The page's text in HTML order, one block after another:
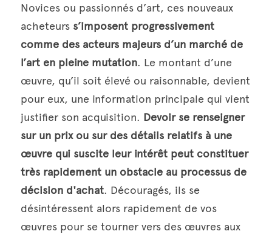
Novices ou passionnés d’art, ces nouveaux
acheteurs s’imposent progressivement
comme des acteurs majeurs d’un marché de
l’art en pleine mutation. Le montant d’une
œuvre, qu’il soit élevé ou raisonnable, devient
pour eux, une information principale qui vient
justifier son acquisition. Devoir se renseigner
sur un prix ou sur des détails relatifs à une
œuvre qui suscite leur intérêt peut constituer
très rapidement un obstacle au processus de
décision d'achat. Découragés, ils se
désintéressent alors rapidement de vos
œuvres pour se tourner vers des œuvres aux